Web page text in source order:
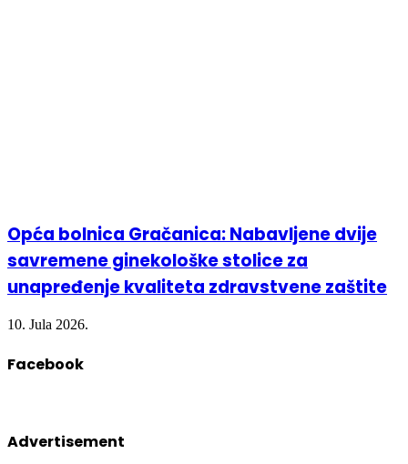
Opća bolnica Gračanica: Nabavljene dvije
savremene ginekološke stolice za
unapređenje kvaliteta zdravstvene zaštite
10. Jula 2026.
Facebook
Advertisement